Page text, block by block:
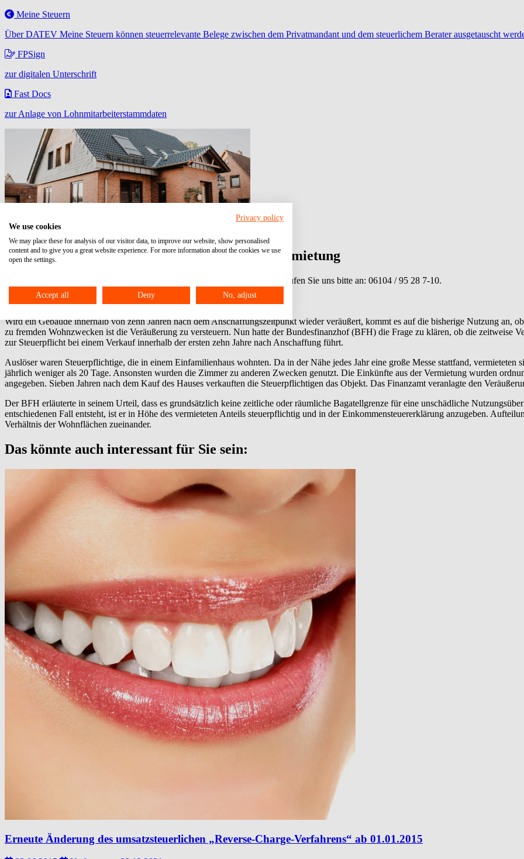
Meine Steuern
Über DATEV Meine Steuern können steuerrelevante Belege zwischen dem Privatmandant und dem steuerlichem Berater ausgetauscht
FPSign
zur digitalen Unterschrift
Fast Docs
zur Anlage von Lohnmitarbeiterstammdaten
Steuerpflichtige Veräußerung bei teilweiser Vermietung
Dieser Artikel ist älter als 2 Monate. Möglicherweise sind die Informationen rufen Sie uns bitte an: 06104 / 95 28 7-10.
Beitrag vom: 15.05.2023
Vermietungseinkünfte
Bagatellgrenze
zeitweise Vermietung
Wird ein Gebäude innerhalb von zehn Jahren nach dem Anschaffungszeitpunkt wieder veräußert, kommt es auf die bisherige Nutzung an,
zu fremden Wohnzwecken ist die Veräußerung zu versteuern. Nun hatte der Bundesfinanzhof (BFH) die Frage zu klären, ob die zeitweise
zur Steuerpflicht bei einem Verkauf innerhalb der ersten zehn Jahre nach Anschaffung führt.
Auslöser waren Steuerpflichtige, die in einem Einfamilienhaus wohnten. Da in der Nähe jedes Jahr eine große Messe stattfand, vermieteten
jährlich weniger als 20 Tage. Ansonsten wurden die Zimmer zu anderen Zwecken genutzt. Die Einkünfte aus der Vermietung wurden
angegeben. Sieben Jahren nach dem Kauf des Hauses verkauften die Steuerpflichtigen das Objekt. Das Finanzamt veranlagte den
Der BFH erläuterte in seinem Urteil, dass es grundsätzlich keine zeitliche oder räumliche Bagatellgrenze für eine unschädliche
entschiedenen Fall entsteht, ist er in Höhe des vermieteten Anteils steuerpflichtig und in der Einkommensteuererklärung anzugeben.
Verhältnis der Wohnflächen zueinander.
Das könnte auch interessant für Sie sein:
Erneute Änderung des umsatzsteuerlichen „Reverse-Charge-Verfahrens“ ab 01.01.2015
Privacy policy
We use cookies
We may place these for analysis of our visitor data, to improve our website, show personalised
content and to give you a great website experience. For more information about the cookies we use
open the settings.
Accept all Deny No, adjust